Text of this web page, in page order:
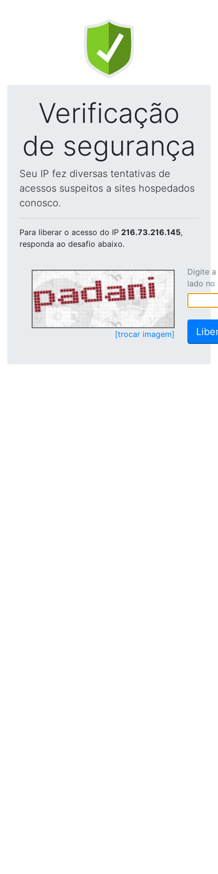
Verificação
de segurança
Seu IP fez diversas tentativas de
acessos suspeitos a sites hospedados
conosco.
Para liberar o acesso do IP 216.73.216.145,
responda ao desafio abaixo.
[trocar imagem]
Digite
lado no